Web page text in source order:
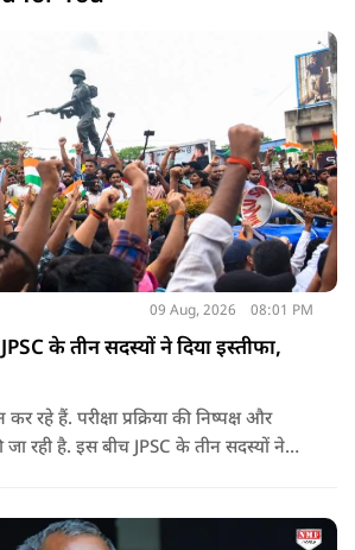
09 Aug, 2026 08:01 PM
के तीन सदस्यों ने दिया इस्तीफा,
रहे हैं. परीक्षा प्रक्रिया की निष्पक्ष और
जा रही है. इस बीच JPSC के तीन सदस्यों ने